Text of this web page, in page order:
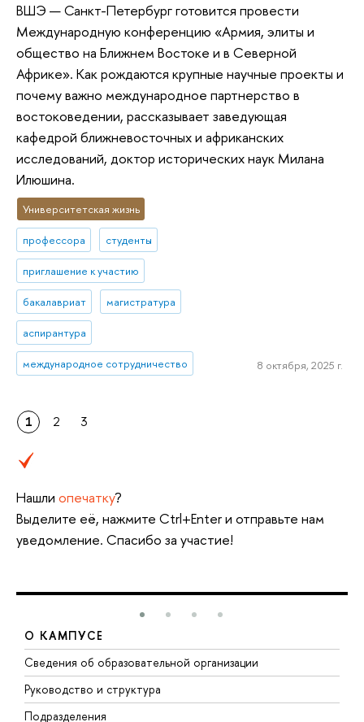
ВШЭ — Санкт-Петербург готовится провести
Международную конференцию «Армия, элиты и
общество на Ближнем Востоке и в Северной
Африке». Как рождаются крупные научные проекты и
почему важно международное партнерство в
востоковедении, рассказывает заведующая
кафедрой ближневосточных и африканских
исследований, доктор исторических наук Милана
Илюшина.
Университетская жизнь
профессора студенты
приглашение к участию
бакалавриат магистратура
аспирантура
международное сотрудничество 8 октября, 2025 г.
1 2 3
Нашли опечатку?
Выделите её, нажмите Ctrl+Enter и отправьте нам
уведомление. Спасибо за участие!
О КАМПУСЕ
Сведения об образовательной организации
Руководство и структура
Подразделения